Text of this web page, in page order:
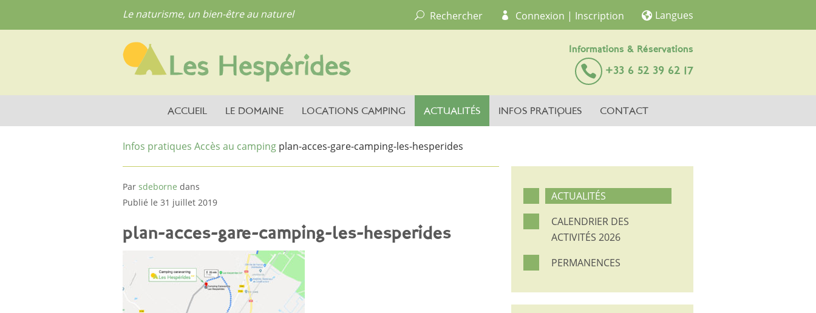
ACCUEIL LE DOMAINE LOCATIONS CAMPING ACTUALITÉS INFOS PRATIQUES CONTACT
Le naturisme, un bien-être au naturel Rechercher Connexion | Inscription Langues
Informations & Réservations
+33 6 52 39 62 17
Infos pratiques Accès au camping plan-acces-gare-camping-les-hesperides
Par sdeborne dans
Publié le 31 juillet 2019
plan-acces-gare-camping-les-hesperides
ACTUALITÉS
CALENDRIER DES
ACTIVITÉS 2026
PERMANENCES